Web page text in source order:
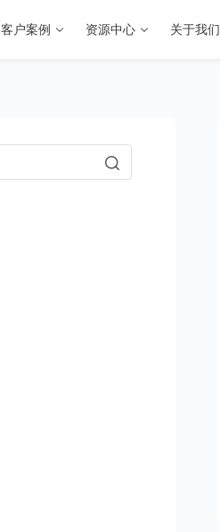
客户案例 资源中心 关于我们